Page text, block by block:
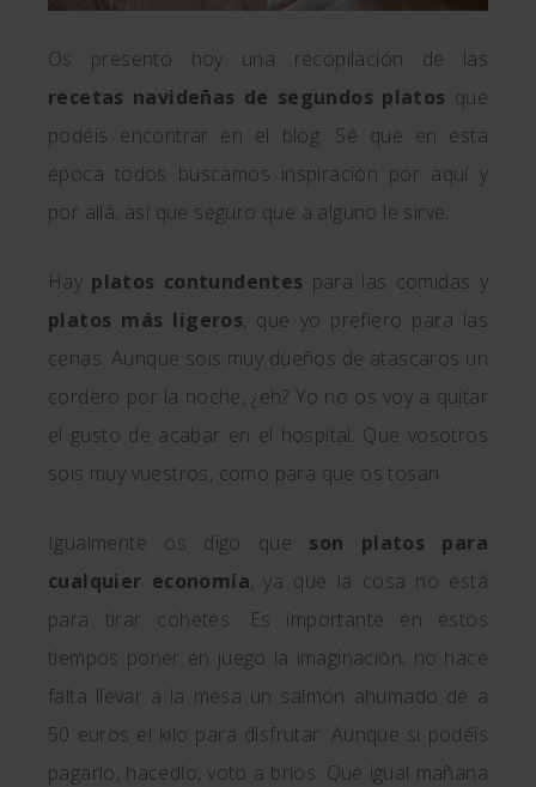
Os presento hoy una recopilación de las
recetas navideñas de segundos platos que
podéis encontrar en el blog. Sé que en esta
época todos buscamos inspiración por aquí y
por allá, así que seguro que a alguno le sirve.
Hay platos contundentes para las comidas y
platos más ligeros, que yo prefiero para las
cenas. Aunque sois muy dueños de atascaros un
cordero por la noche, ¿eh? Yo no os voy a quitar
el gusto de acabar en el hospital. Que vosotros
sois muy vuestros, como para que os tosan.
Igualmente os digo que son platos para
cualquier economía, ya que la cosa no está
para tirar cohetes. Es importante en estos
tiempos poner en juego la imaginación; no hace
falta llevar a la mesa un salmón ahumado de a
50 euros el kilo para disfrutar. Aunque si podéis
pagarlo, hacedlo, voto a bríos. Que igual mañana